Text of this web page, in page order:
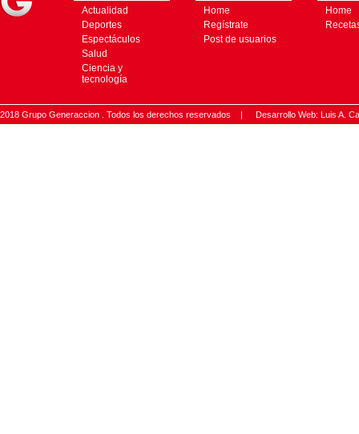
Actualidad
Deportes
Espectáculos
Salud
Ciencia y
tecnología
Home
Regístrate
Post de usuarios
Home
2018 Grupo Generaccion . Todos los derechos reservados | Desarrollo Web: Luis